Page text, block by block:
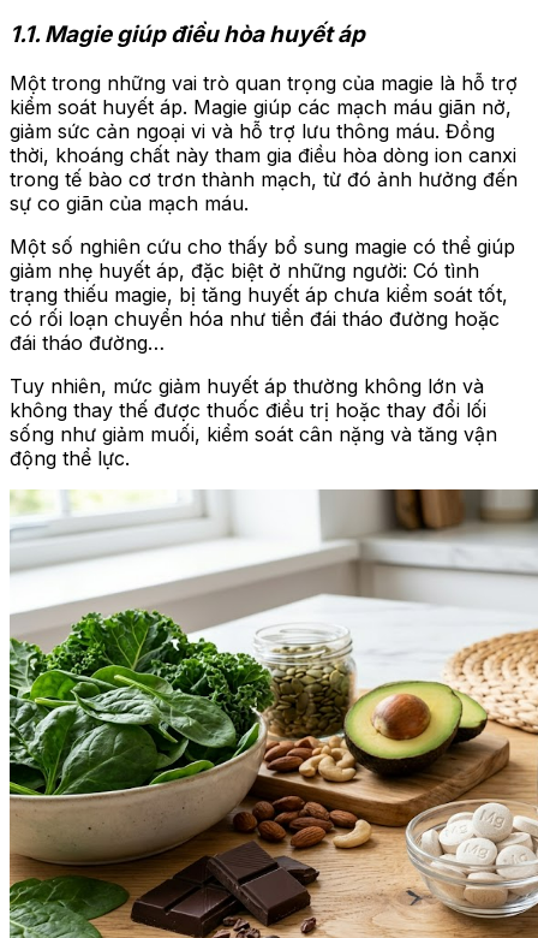
1.1. Magie giúp điều hòa huyết áp
Một trong những vai trò quan trọng của magie là hỗ trợ
kiểm soát huyết áp. Magie giúp các mạch máu giãn nở,
giảm sức cản ngoại vi và hỗ trợ lưu thông máu. Đồng
thời, khoáng chất này tham gia điều hòa dòng ion canxi
trong tế bào cơ trơn thành mạch, từ đó ảnh hưởng đến
sự co giãn của mạch máu.
Một số nghiên cứu cho thấy bổ sung magie có thể giúp
giảm nhẹ huyết áp, đặc biệt ở những người: Có tình
trạng thiếu magie, bị tăng huyết áp chưa kiểm soát tốt,
có rối loạn chuyển hóa như tiền đái tháo đường hoặc
đái tháo đường…
Tuy nhiên, mức giảm huyết áp thường không lớn và
không thay thế được thuốc điều trị hoặc thay đổi lối
sống như giảm muối, kiểm soát cân nặng và tăng vận
động thể lực.